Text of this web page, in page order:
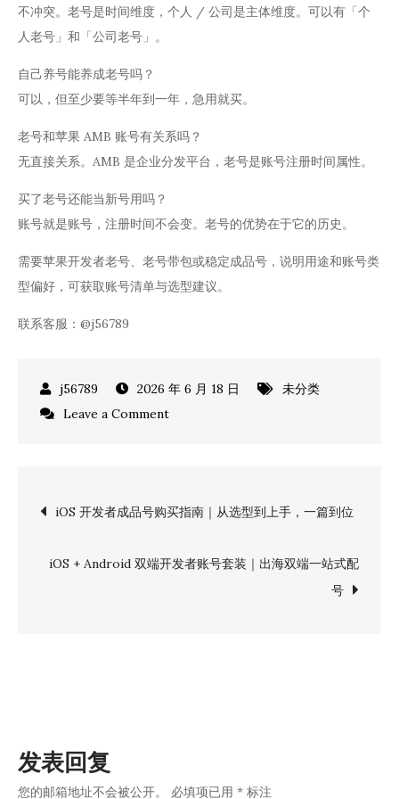
不冲突。老号是时间维度，个人 / 公司是主体维度。可以有「个
人老号」和「公司老号」。
自己养号能养成老号吗？
可以，但至少要等半年到一年，急用就买。
老号和苹果 AMB 账号有关系吗？
无直接关系。AMB 是企业分发平台，老号是账号注册时间属性。
买了老号还能当新号用吗？
账号就是账号，注册时间不会变。老号的优势在于它的历史。
需要苹果开发者老号、老号带包或稳定成品号，说明用途和账号类
型偏好，可获取账号清单与选型建议。
联系客服：@j56789
2026 年 6 月 18 日
未分类
Leave a Commenton
发
老
新
文
章
iOS 开发者成品号购买指南｜从选型到上手，一篇到位
iOS + Android 双端开发者账号套装｜出海双端一站式配
号
发表回复
您的邮箱地址不会被公开。 必填项已用 * 标注